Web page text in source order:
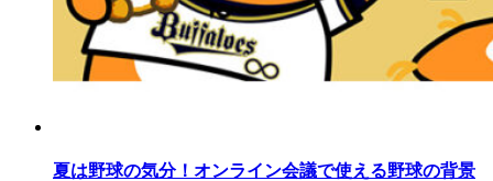
夏は野球の気分！オンライン会議で使える野球の背景